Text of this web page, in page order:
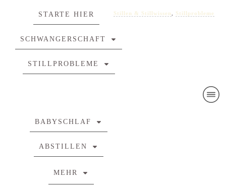
STARTE HIER
SCHWANGERSCHAFT
STILLPROBLEME
BABYSCHLAF
ABSTILLEN
MEHR
Stillen & Stillwissen Stillprobleme